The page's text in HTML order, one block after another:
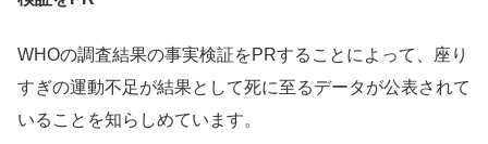
WHOの調査結果の事実検証をPRすることによって、座り
すぎの運動不足が結果として死に至るデータが公表されて
いることを知らしめています。